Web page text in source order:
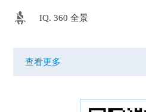
IQ. 360 全景
查看更多